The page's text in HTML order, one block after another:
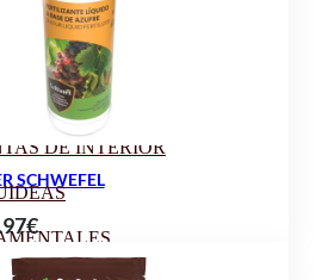
CRASAS Y
DE INTERIOR
SCHWEFEL
€Preisspanne:
19.97€